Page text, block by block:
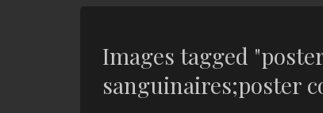
Images tagged
sanguinaires;poster